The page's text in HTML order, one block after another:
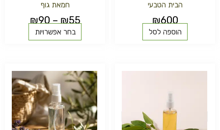
הבית הטבעי
₪600
הוספה לסל
חמאת גוף
₪55
–
₪90
בחר אפשרויות